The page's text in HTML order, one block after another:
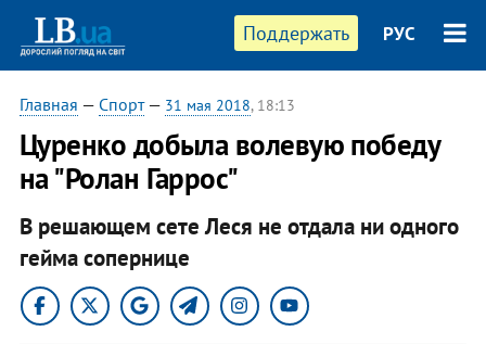
Поддержать РУС
Главная — Спорт— 31 мая 2018, 18:13
Цуренко добыла волевую победу
на "Ролан Гаррос"
В решающем сете Леся не отдала ни одного
гейма сопернице